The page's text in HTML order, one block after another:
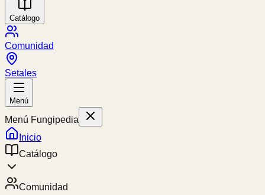
Catálogo
Comunidad
Setales
Menú
Menú Fungipedia
Inicio
Catálogo
Comunidad